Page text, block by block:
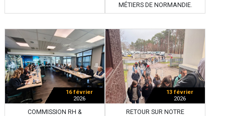
MÉTIERS DE NORMANDIE.
16 février
2026
COMMISSION RH &
13 février
2026
RETOUR SUR NOTRE